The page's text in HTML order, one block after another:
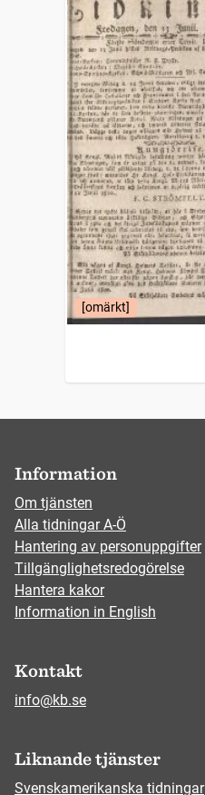
[omärkt]
Information
Om tjänsten
Alla tidningar A-Ö
Hantering av personuppgifter
Tillgänglighetsredogörelse
Hantera kakor
Information in English
Kontakt
info@kb.se
Liknande tjänster
Svenskamerikanska tidningar